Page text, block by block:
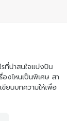
ที่น่าสนใจแบ่งปัน
องไหนเป็นพิเศษ สา
ขียนบทความให้เพื่อ